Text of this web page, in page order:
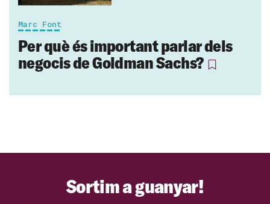
Marc Font
Per què és important parlar dels
negocis de Goldman Sachs?
Sortim a guanyar!